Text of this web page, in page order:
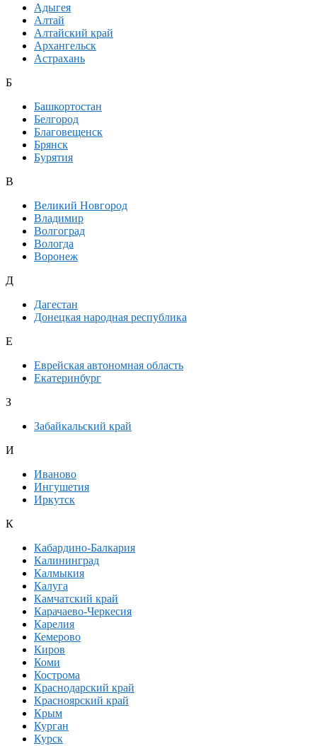
Адыгея
Алтай
Алтайский край
Архангельск
Астрахань
Б
Башкортостан
Белгород
Благовещенск
Брянск
Бурятия
В
Великий Новгород
Владимир
Волгоград
Вологда
Воронеж
Д
Дагестан
Донецкая народная республика
Е
Еврейская автономная область
Екатеринбург
З
Забайкальский край
И
Иваново
Ингушетия
Иркутск
К
Кабардино-Балкария
Калининград
Калмыкия
Калуга
Камчатский край
Карачаево-Черкесия
Карелия
Кемерово
Киров
Коми
Кострома
Краснодарский край
Красноярский край
Крым
Курган
Курск